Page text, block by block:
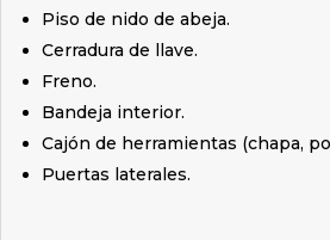
Piso de nido de abeja.
Cerradura de llave.
Freno.
Bandeja interior.
Cajón de herramientas (chapa,
Puertas laterales.